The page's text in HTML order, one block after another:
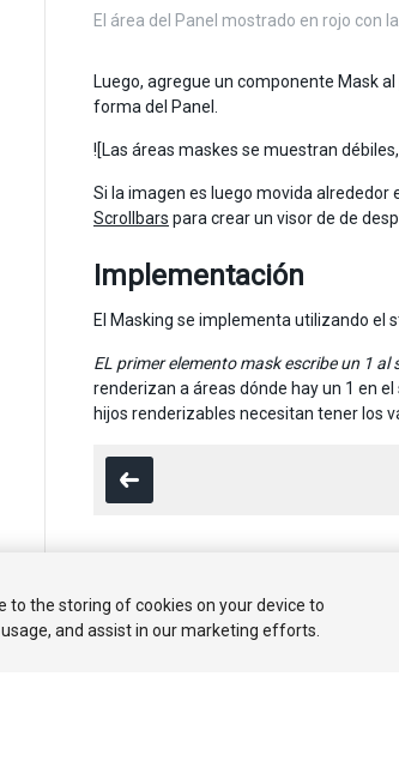
El área del Panel mostrado en rojo con
Luego, agregue un componente Mask
forma del Panel.
![Las áreas maskes se muestran
Si la imagen es luego movida
Scrollbars para crear un visor de de
Implementación
El Masking se implementa utilizando el
EL primer elemento mask escribe un 1
renderizan a áreas dónde hay un 1 en
hijos renderizables necesitan tener los
Copyright © 2019 Unity Technologies.
to the storing of cookies on your device to
and assist in our marketing efforts.